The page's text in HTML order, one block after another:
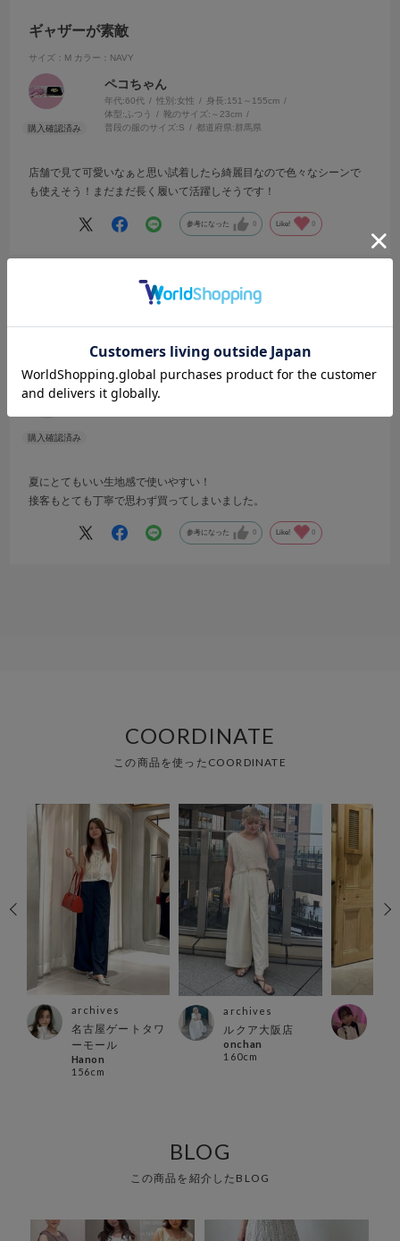
ギャザーが素敵
サイズ：M カラー：NAVY
ペコちゃん
年代:60代 性別:女性 身長:151～155cm
体型: ふつう 靴のサイズ: ～23cm
普段の服のサイズ:S 都道府県:群馬県
店舗で見て可愛いなぁと思い試着したら綺麗目なので色々なシーンで
も使えそう！まだまだ長く履いて活躍しそうです！
参考になった 0 Like! 0
no name
夏にとてもいい生地感で使いやすい！
接客もとても丁寧で思わず買ってしまいました。
参考になった 0 Like! 0
COORDINATE
この商品を使ったCOORDINATE
archives
名古屋ゲートタワ
ーモール
Hanon
156cm
archives
ルクア大阪店
onchan
160cm
BLOG
この商品を紹介したBLOG